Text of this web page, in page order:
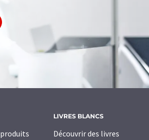
LIVRES BLANCS
Découvrir des livres